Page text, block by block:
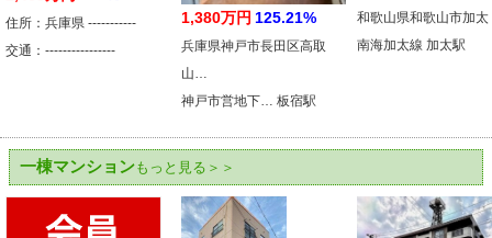
住所：兵庫県 -----------
交通：----------------
1,380万円 125.21%
兵庫県神戸市長田区高取
山…
神戸市営地下… 板宿駅
和歌山県和歌山市加太
南海加太線 加太駅
一棟マンションもっと見る＞＞